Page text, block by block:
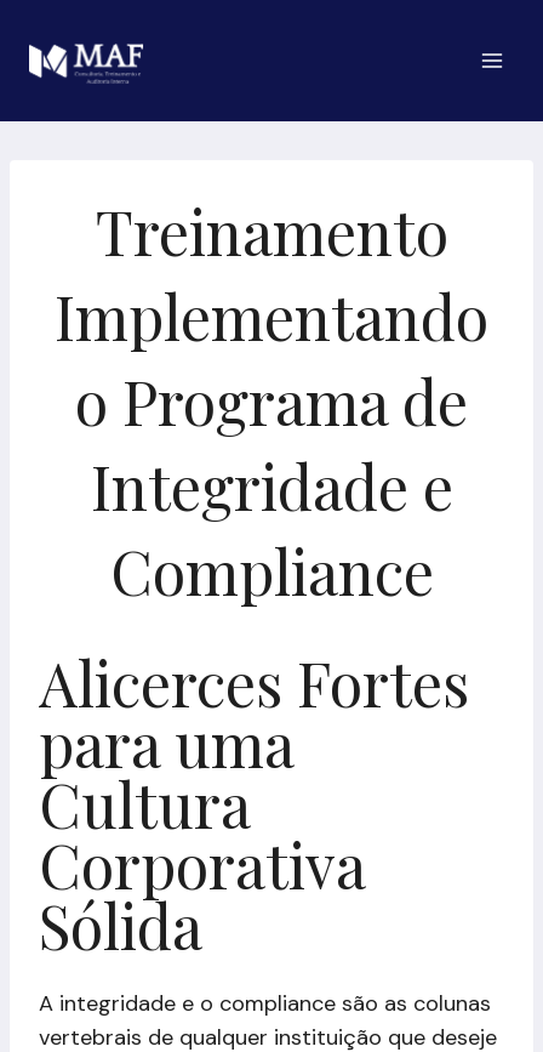
para
Conteúdo
Treinamento
Implementando
o Programa de
Integridade e
Compliance
Alicerces Fortes
para uma
Cultura
Corporativa
Sólida
A integridade e o compliance são as colunas
vertebrais de qualquer instituição que deseje